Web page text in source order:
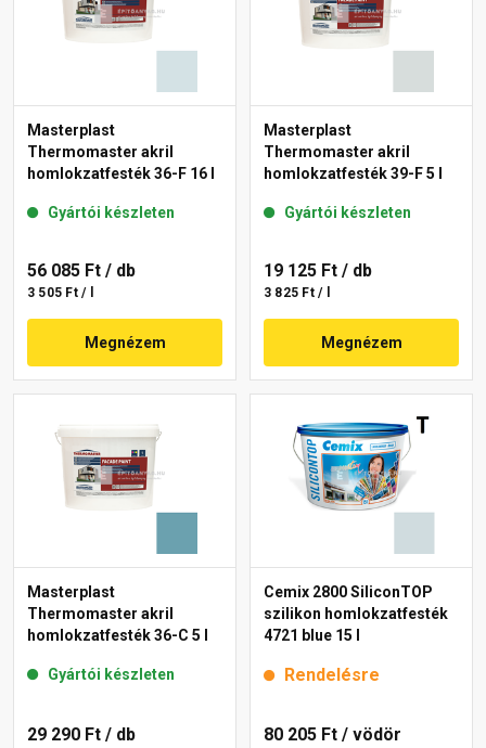
Masterplast
Thermomaster akril
homlokzatfesték 36-F 16 l
Gyártói készleten
56 085 Ft / db
3 505 Ft / l
Megnézem
Masterplast
Thermomaster akril
homlokzatfesték 39-F 5 l
Gyártói készleten
19 125 Ft / db
3 825 Ft / l
Megnézem
Masterplast
Thermomaster akril
homlokzatfesték 36-C 5 l
Gyártói készleten
29 290 Ft / db
Cemix 2800 SiliconTOP
szilikon homlokzatfesték
4721 blue 15 l
Rendelésre
80 205 Ft / vödör